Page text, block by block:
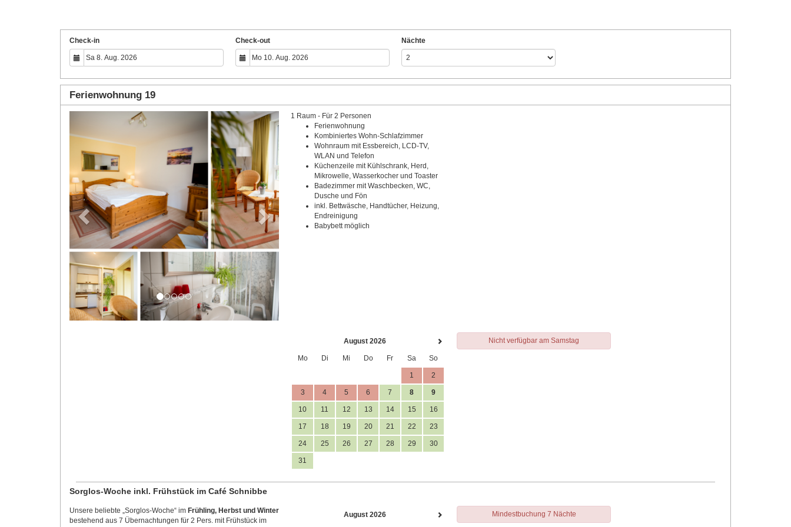
Check-in Check-out Nächte
Ferienwohnung 19
Previous Next
1 Raum - Für 2 Personen
Ferienwohnung
Kombiniertes Wohn-Schlafzimmer
Wohnraum mit Essbereich, LCD-TV,
WLAN und Telefon
Küchenzeile mit Kühlschrank, Herd,
Mikrowelle, Wasserkocher und Toaster
Badezimmer mit Waschbecken, WC,
Dusche und Fön
inkl. Bettwäsche, Handtücher, Heizung,
Endreinigung
Babybett möglich
August 2026
Mo Di Mi Do Fr Sa So
1 2
3 4 5 6 7 8 9
10 11 12 13 14 15 16
17 18 19 20 21 22 23
24 25 26 27 28 29 30
31
Nicht verfügbar am Samstag
Sorglos-Woche inkl. Frühstück im Café Schnibbe
Unsere beliebte „Sorglos-Woche“ im Frühling, Herbst und Winter
bestehend aus 7 Übernachtungen für 2 Pers. mit Frühstück im
August 2026 Mindestbuchung 7 Nächte